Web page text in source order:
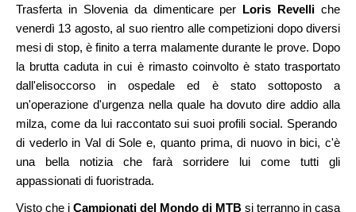
Trasferta in Slovenia da dimenticare per Loris Revelli che
venerdì 13 agosto, al suo rientro alle competizioni dopo diversi
mesi di stop, è finito a terra malamente durante le prove. Dopo
la brutta caduta in cui è rimasto coinvolto è stato trasportato
dall'elisoccorso in ospedale ed è stato sottoposto a
un'operazione d'urgenza nella quale ha dovuto dire addio alla
milza, come da lui raccontato sui suoi profili social. Sperando
di vederlo in Val di Sole e, quanto prima, di nuovo in bici, c'è
una bella notizia che farà sorridere lui come tutti gli
appassionati di fuoristrada.
Visto che i Campionati del Mondo di MTB si terranno in casa